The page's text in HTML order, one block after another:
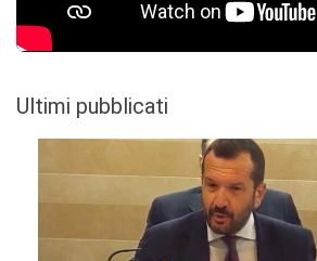
Ultimi pubblicati